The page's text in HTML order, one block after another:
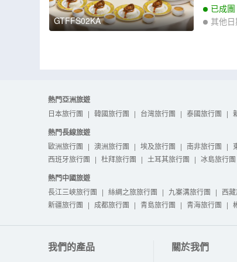
GTFFS02KA
已成團
其他日
熱門亞洲旅遊
日本旅行團 | 韓國旅行團 | 台灣旅行團 | 泰國旅行團 |
熱門長線旅遊
歐洲旅行團 | 澳洲旅行團 | 埃及旅行團 | 南非旅行團 |
西班牙旅行團 | 杜拜旅行團 | 土耳其旅行團 | 冰島旅行團
熱門中國旅遊
長江三峽旅行團 | 絲綢之旅旅行團 | 九寨溝旅行團 | 西
新疆旅行團 | 成都旅行團 | 青島旅行團 | 青海旅行團 |
我們的產品 關於我們